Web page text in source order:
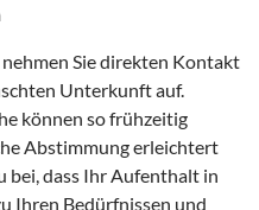
Sie direkten Kontakt
Unterkunft auf.
können so frühzeitig
Abstimmung erleichtert
bei, dass Ihr Aufenthalt in
Ihren Bedürfnissen und